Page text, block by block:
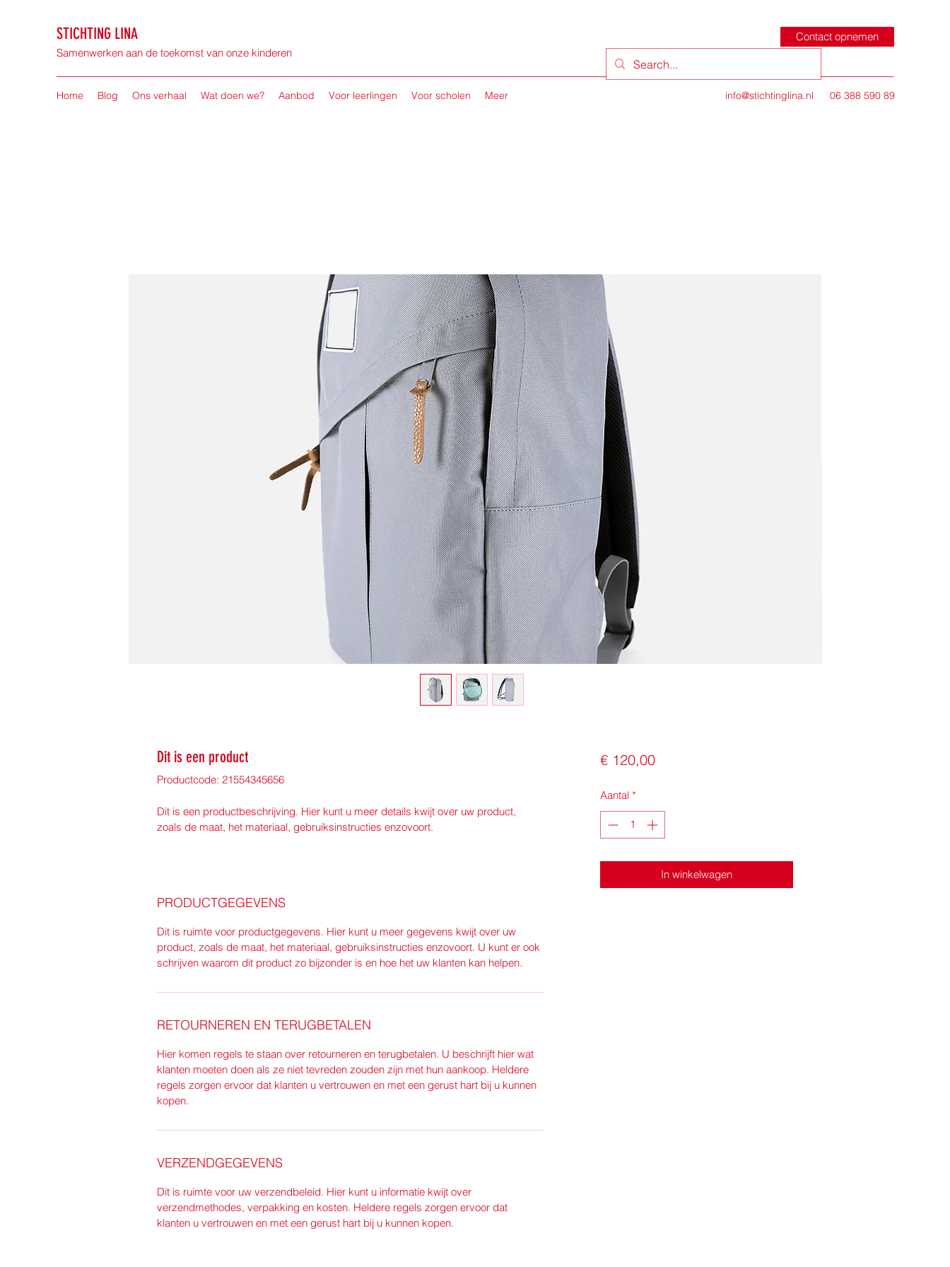
STICHTING LINA
Samenwerken aan de toekomst van onze kinderen
Contact opnemen
Home Blog Ons verhaal Wat doen we? Aanbod Voor leerlingen Voor scholen Meer info@stichtinglina.nl 06 388 590 89
Dit is een product
Productcode: 21554345656
Dit is een productbeschrijving. Hier kunt u meer details kwijt over uw product,
zoals de maat, het materiaal, gebruiksinstructies enzovoort.
PRODUCTGEGEVENS
Dit is ruimte voor productgegevens. Hier kunt u meer gegevens kwijt over uw
product, zoals de maat, het materiaal, gebruiksinstructies enzovoort. U kunt er ook
schrijven waarom dit product zo bijzonder is en hoe het uw klanten kan helpen.
RETOURNEREN EN TERUGBETALEN
Hier komen regels te staan over retourneren en terugbetalen. U beschrijft hier wat
klanten moeten doen als ze niet tevreden zouden zijn met hun aankoop. Heldere
regels zorgen ervoor dat klanten u vertrouwen en met een gerust hart bij u kunnen
kopen.
VERZENDGEGEVENS
Dit is ruimte voor uw verzendbeleid. Hier kunt u informatie kwijt over
verzendmethodes, verpakking en kosten. Heldere regels zorgen ervoor dat
klanten u vertrouwen en met een gerust hart bij u kunnen kopen.
€ 120,00Prijs
Aantal *
In winkelwagen